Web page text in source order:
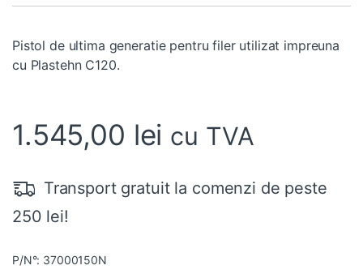
Pistol de ultima generatie pentru filer utilizat impreuna
cu Plastehn C120.
1.545,00 lei cu TVA
Transport gratuit la comenzi de peste
250 lei!
P/N°: 37000150N